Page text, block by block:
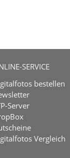
SERVICE
bestellen
Server
Vergleich